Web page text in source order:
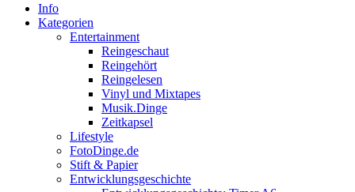
Info
Kategorien
Entertainment
Reingeschaut
Reingehört
Reingelesen
Vinyl und Mixtapes
Musik.Dinge
Zeitkapsel
Lifestyle
FotoDinge.de
Stift & Papier
Entwicklungsgeschichte